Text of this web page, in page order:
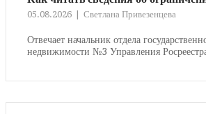
05.08.2026 Светлана Привезенцева
Отвечает начальник отдела
недвижимости №3 Управления